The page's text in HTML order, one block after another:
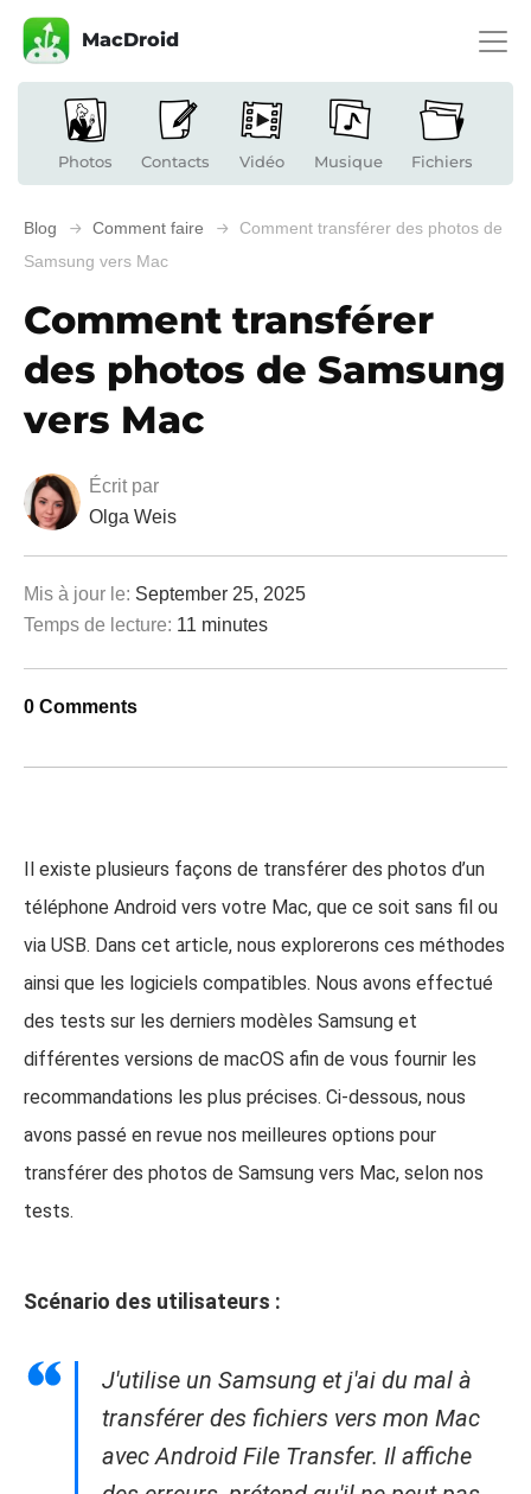
MacDroid
Photos Contacts Vidéo Musique Fichiers
Blog Comment faire
Comment transférer des photos de
Samsung vers Mac
Comment transférer
des photos de Samsung
vers Mac
Écrit par
Olga Weis
Mis à jour le: September 25, 2025
Temps de lecture: 11 minutes
0 Comments
Il existe plusieurs façons de transférer des photos d’un
téléphone Android vers votre Mac, que ce soit sans fil ou
via USB. Dans cet article, nous explorerons ces méthodes
ainsi que les logiciels compatibles. Nous avons effectué
des tests sur les derniers modèles Samsung et
différentes versions de macOS afin de vous fournir les
recommandations les plus précises. Ci-dessous, nous
avons passé en revue nos meilleures options pour
transférer des photos de Samsung vers Mac, selon nos
tests.
Scénario des utilisateurs :
J'utilise un Samsung et j'ai du mal à
transférer des fichiers vers mon Mac
avec Android File Transfer. Il affiche